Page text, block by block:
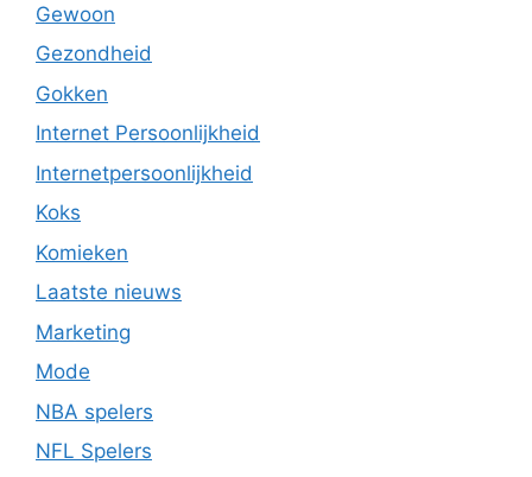
Gewoon
Gezondheid
Gokken
Internet Persoonlijkheid
Internetpersoonlijkheid
Koks
Komieken
Laatste nieuws
Marketing
Mode
NBA spelers
NFL Spelers